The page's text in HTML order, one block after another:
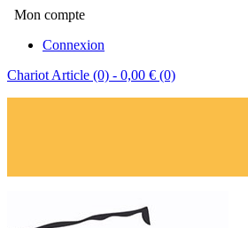
Mon compte
Connexion
Chariot Article (0) - 0,00 € (0)